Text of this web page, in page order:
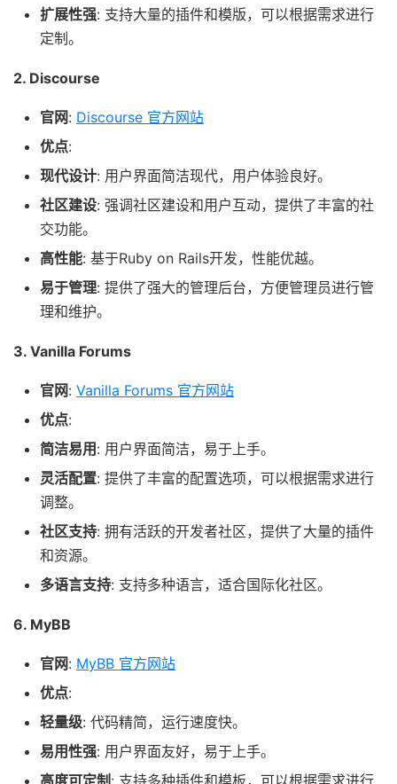
扩展性强: 支持大量的插件和模版，可以根据需求进行
定制。
2. Discourse
官网: Discourse 官方网站
优点:
现代设计: 用户界面简洁现代，用户体验良好。
社区建设: 强调社区建设和用户互动，提供了丰富的社
交功能。
高性能: 基于Ruby on Rails开发，性能优越。
易于管理: 提供了强大的管理后台，方便管理员进行管
理和维护。
3. Vanilla Forums
官网: Vanilla Forums 官方网站
优点:
简洁易用 : 用户界面简洁，易于上手。
灵活配置: 提供了丰富的配置选项，可以根据需求进行
调整。
社区支持: 拥有活跃的开发者社区，提供了大量的插件
和资源。
多语言支持: 支持多种语言，适合国际化社区。
6. MyBB
官网: MyBB 官方网站
优点:
轻量级: 代码精简，运行速度快。
易用性强: 用户界面友好，易于上手。